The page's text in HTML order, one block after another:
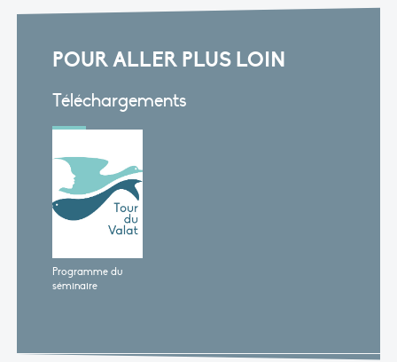
POUR ALLER PLUS LOIN
Téléchargements
Programme du
séminaire